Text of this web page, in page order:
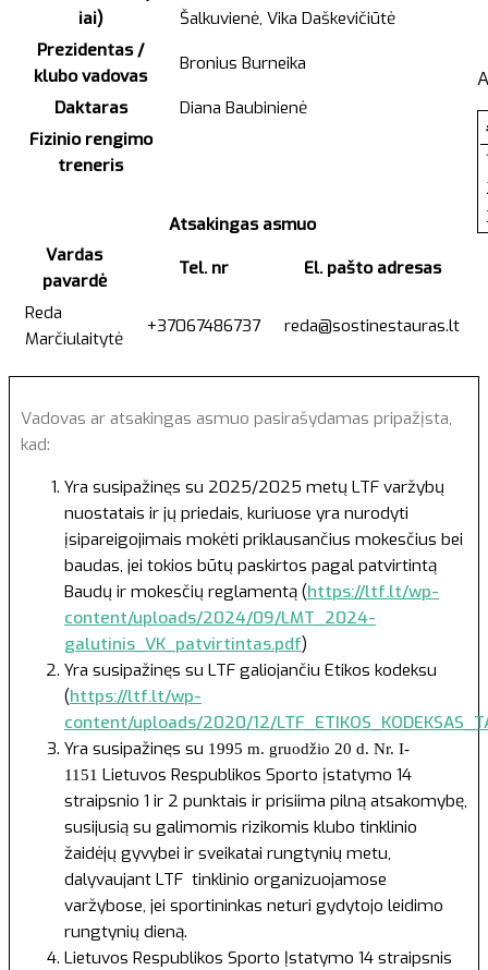
iai)
Šalkuvienė, Vika Daškevičiūtė
Prezidentas /
klubo vadovas
Bronius Burneika
Daktaras
Diana Baubinienė
Fizinio rengimo
treneris
Atsakingas asmuo
Vardas
pavardė
Tel. nr El. pašto adresas
Reda
Marčiulaitytė
+37067486737 reda@sostinestauras.lt
Vadovas ar atsakingas asmuo pasirašydamas pripažįsta,
kad:
Yra susipažinęs su 2025/2025 metų LTF varžybų
nuostatais ir jų priedais, kuriuose yra nurodyti
įsipareigojimais mokėti priklausančius mokesčius bei
baudas, jei tokios būtų paskirtos pagal patvirtintą
Baudų ir mokesčių reglamentą (https://ltf.lt/wp-
content/uploads/2024/09/LMT_2024-
galutinis_VK_patvirtintas.pdf)
Yra susipažinęs su LTF galiojančiu Etikos kodeksu
(https://ltf.lt/wp-
content/uploads/2020/12/
Yra susipažinęs su 1995 m. gruodžio 20 d. Nr. I-
1151 Lietuvos Respublikos Sporto įstatymo 14
straipsnio 1 ir 2 punktais ir prisiima pilną atsakomybę,
susijusią su galimomis rizikomis klubo tinklinio
žaidėjų gyvybei ir sveikatai rungtynių metu,
dalyvaujant LTF tinklinio organizuojamose
varžybose, jei sportininkas neturi gydytojo leidimo
rungtynių dieną.
Lietuvos Respublikos Sporto Įstatymo 14 straipsnis